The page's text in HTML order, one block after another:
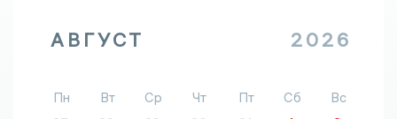
АВГУСТ 2026
Пн Вт Ср Чт Пт Сб
Вс